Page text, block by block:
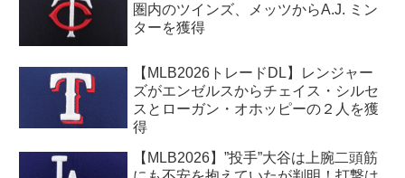
圏内のツインズ、メッツからA.J. ミン
ターを獲得
【MLB2026トレードDL】レンジャー
ズがエンゼルスからチェイス・シルセ
スとローガン・オホッピーの２人を獲
得
【MLB2026】”投手”大谷は上腕二頭筋